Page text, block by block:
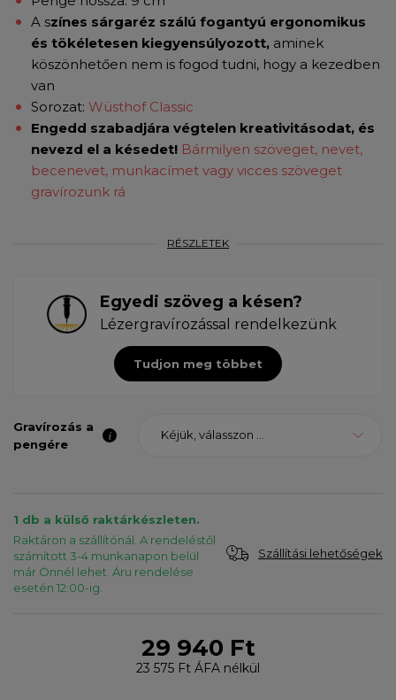
A színes sárgaréz szálú fogantyú ergonomikus
és tökéletesen kiegyensúlyozott, aminek
köszönhetően nem is fogod tudni, hogy a kezedben
van
Sorozat: Wüsthof Classic
Engedd szabadjára végtelen kreativitásodat, és
nevezd el a késedet! Bármilyen szöveget, nevet,
becenevet, munkacímet vagy vicces szöveget
gravírozunk rá
RÉSZLETEK
Egyedi szöveg a késen?
Lézergravírozással rendelkezünk
Tudjon meg többet
Gravírozás a
pengére
Kéjük, válasszon ...
1 db a külső raktárkészleten.
Raktáron a szállítónál. A rendeléstől
számított 3-4 munkanapon belül
már Önnél lehet. Áru rendelése
esetén 12:00-ig.
Szállítási lehetőségek
29 940 Ft
23 575 Ft ÁFA nélkül